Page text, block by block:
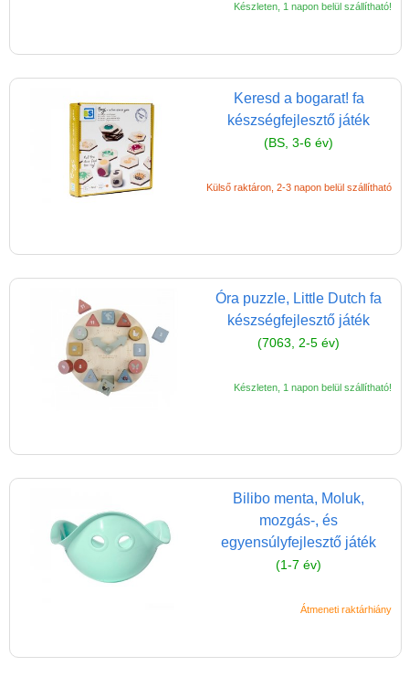
Készleten, 1 napon belül szállítható!
Keresd a bogarat! fa
készségfejlesztő játék
(BS, 3-6 év)
Külső raktáron, 2-3 napon belül szállítható
Óra puzzle, Little Dutch fa
készségfejlesztő játék
(7063, 2-5 év)
Készleten, 1 napon belül szállítható!
Bilibo menta, Moluk,
mozgás-, és
egyensúlyfejlesztő játék
(1-7 év)
Átmeneti raktárhiány